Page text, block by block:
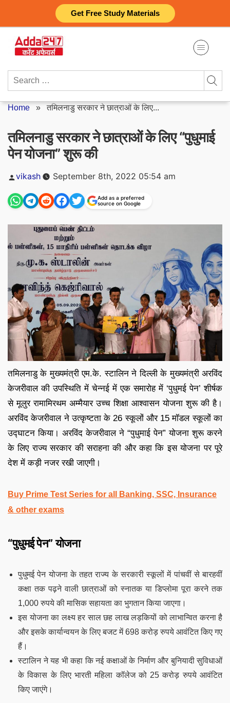
Get Free Study Materials
content
Search
Home »तमिलनाडु सरकार ने छात्राओं के लिए...
तमिलनाडु सरकार ने छात्राओं के लिए “पुधुमाई
पेन योजना” शुरू की
Posted
vikash September 8th, 2022 05:54 am
Add as a preferred
source on Google
तमिलनाडु के मुख्यमंत्री एम.के. स्टालिन ने दिल्ली के मुख्यमंत्री अरविंद
केजरीवाल की उपस्थिति में चेन्नई में एक समारोह में ‘पुधुमई पेन’ शीर्षक
से मूलुर रामामिरथम अम्मैयार उच्च शिक्षा आश्वासन योजना शुरू की है।
अरविंद केजरीवाल ने उत्कृष्टता के 26 स्कूलों और 15 मॉडल स्कूलों का
उद्घाटन किया। अरविंद केजरीवाल ने “पुधुमाई पेन” योजना शुरू करने
के लिए राज्य सरकार की सराहना की और कहा कि इस योजना पर पूरे
देश में कड़ी नजर रखी जाएगी।
Buy Prime Test Series for all Banking, SSC, Insurance
& other exams
“पुधुमई पेन” योजना
पुधुमई पेन योजना के तहत राज्य के सरकारी स्कूलों में पांचवीं से बारहवीं
कक्षा तक पढ़ने वाली छात्राओं को स्नातक या डिप्लोमा पूरा करने तक
1,000 रुपये की मासिक सहायता का भुगतान किया जाएगा।
इस योजना का लक्ष्य हर साल छह लाख लड़कियों को लाभान्वित करना है
और इसके कार्यान्वयन के लिए बजट में 698 करोड़ रुपये आवंटित किए गए
हैं।
स्टालिन ने यह भी कहा कि नई कक्षाओं के निर्माण और बुनियादी सुविधाओं
के विकास के लिए भारती महिला कॉलेज को 25 करोड़ रुपये आवंटित
किए जाएंगे।